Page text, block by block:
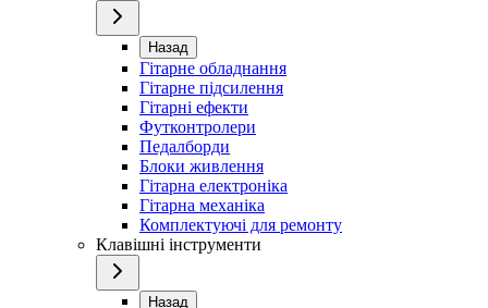
Назад
Гітарне обладнання
Гітарне підсилення
Гітарні ефекти
Футконтролери
Педалборди
Блоки живлення
Гітарна електроніка
Гітарна механіка
Комплектуючі для ремонту
Клавішні інструменти
Назад